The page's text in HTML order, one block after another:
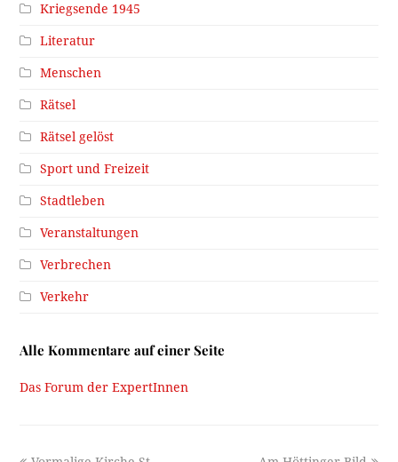
Kriegsende 1945
Literatur
Menschen
Rätsel
Rätsel gelöst
Sport und Freizeit
Stadtleben
Veranstaltungen
Verbrechen
Verkehr
Alle Kommentare auf einer Seite
Das Forum der ExpertInnen